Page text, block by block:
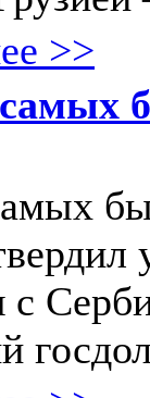
>>
с